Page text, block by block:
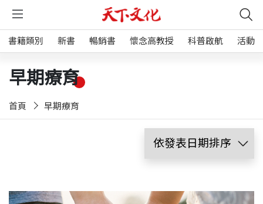
書籍類別 新書 暢銷書 懷念高教授 科普啟航 活動
早期療育
首頁 早期療育